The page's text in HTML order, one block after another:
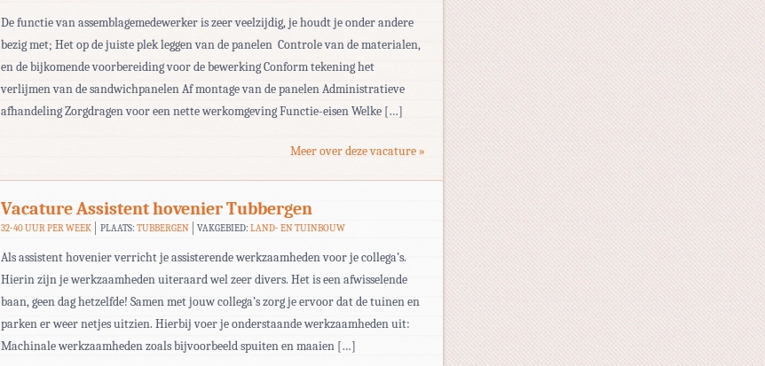
De functie van assemblagemedewerker is zeer veelzijdig, je houdt je onder andere
bezig met; Het op de juiste plek leggen van de panelen Controle van de materialen,
en de bijkomende voorbereiding voor de bewerking Conform tekening het
verlijmen van de sandwichpanelen Af montage van de panelen Administratieve
afhandeling Zorgdragen voor een nette werkomgeving Functie-eisen Welke […]
Meer over deze vacature »
Vacature Assistent hovenier Tubbergen
32-40 UUR PER WEEK PLAATS: TUBBERGEN VAKGEBIED:LAND- EN TUINBOUW
Als assistent hovenier verricht je assisterende werkzaamheden voor je collega’s.
Hierin zijn je werkzaamheden uiteraard wel zeer divers. Het is een afwisselende
baan, geen dag hetzelfde! Samen met jouw collega’s zorg je ervoor dat de tuinen en
parken er weer netjes uitzien. Hierbij voer je onderstaande werkzaamheden uit:
Machinale werkzaamheden zoals bijvoorbeeld spuiten en maaien […]